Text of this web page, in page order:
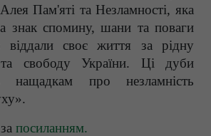
Пам'яті та Незламності, яка
знак спомину, шани та поваги
своє життя за рідну
свободу України. Ці дуби
нащадкам про незламність
посиланням.